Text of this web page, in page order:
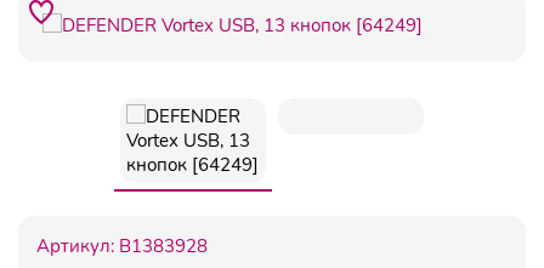
Артикул: B1383928